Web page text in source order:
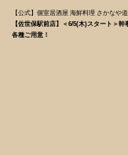
【公式】個室居酒屋 海鮮料理 さかなや
【佐世保駅前店】＜6/5(木)スタート＞
各種ご用意！